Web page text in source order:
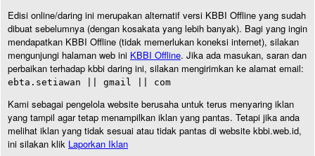
Edisi online/daring ini merupakan alternatif versi KBBI Offline yang sudah
dibuat sebelumnya (dengan kosakata yang lebih banyak). Bagi yang ingin
mendapatkan KBBI Offline (tidak memerlukan koneksi internet), silakan
mengunjungi halaman web ini KBBI Offline. Jika ada masukan, saran dan
perbaikan terhadap kbbi daring ini, silakan mengirimkan ke alamat email:
ebta.setiawan || gmail || com
Kami sebagai pengelola website berusaha untuk terus menyaring iklan
yang tampil agar tetap menampilkan iklan yang pantas. Tetapi jika anda
melihat iklan yang tidak sesuai atau tidak pantas di website kbbi.web.id,
ini silakan klik Laporkan Iklan